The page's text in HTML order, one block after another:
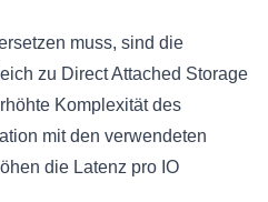
muss, sind die
zu Direct Attached Storage
Komplexität des
mit den verwendeten
die Latenz pro IO